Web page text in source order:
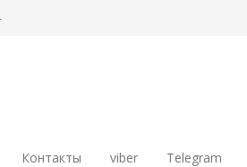
Контакты viber Telegram